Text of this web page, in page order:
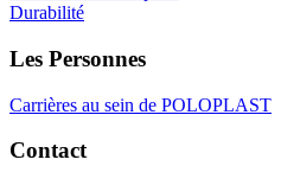
Durabilité
Les Personnes
Carrières au sein de POLOPLAST
Contact